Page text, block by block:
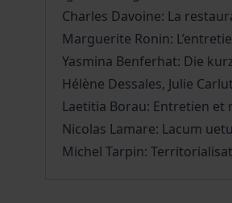
Charles Davoine: La
Marguerite Ronin:
Yasmina Benferhat: Die
Hélène Dessales, Julie
Laetitia Borau: Entretien et
Nicolas Lamare: Lacum
Michel Tarpin: